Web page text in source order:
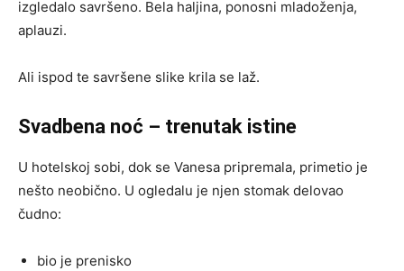
izgledalo savršeno. Bela haljina, ponosni mladoženja,
aplauzi.
Ali ispod te savršene slike krila se laž.
Svadbena noć – trenutak istine
U hotelskoj sobi, dok se Vanesa pripremala, primetio je
nešto neobično. U ogledalu je njen stomak delovao
čudno:
bio je prenisko